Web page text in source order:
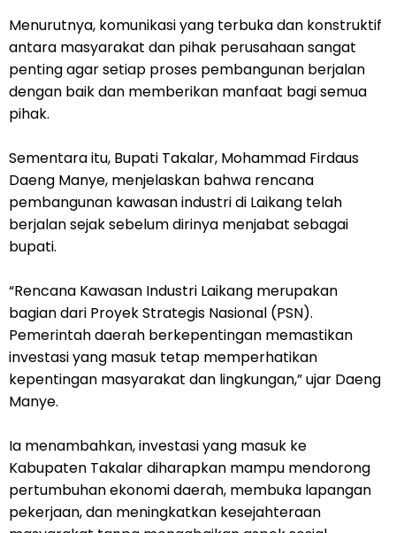
Menurutnya, komunikasi yang terbuka dan konstruktif
antara masyarakat dan pihak perusahaan sangat
penting agar setiap proses pembangunan berjalan
dengan baik dan memberikan manfaat bagi semua
pihak.
Sementara itu, Bupati Takalar, Mohammad Firdaus
Daeng Manye, menjelaskan bahwa rencana
pembangunan kawasan industri di Laikang telah
berjalan sejak sebelum dirinya menjabat sebagai
bupati.
“Rencana Kawasan Industri Laikang merupakan
bagian dari Proyek Strategis Nasional (PSN).
Pemerintah daerah berkepentingan memastikan
investasi yang masuk tetap memperhatikan
kepentingan masyarakat dan lingkungan,” ujar Daeng
Manye.
Ia menambahkan, investasi yang masuk ke
Kabupaten Takalar diharapkan mampu mendorong
pertumbuhan ekonomi daerah, membuka lapangan
pekerjaan, dan meningkatkan kesejahteraan